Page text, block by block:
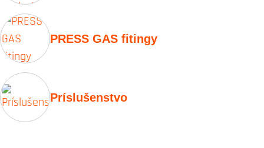
PRESS GAS fitingy
Príslušenstvo